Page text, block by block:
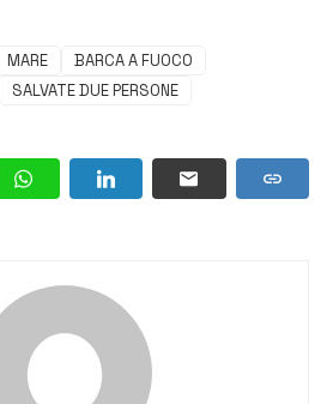
MARE
BARCA A FUOCO
SALVATE DUE PERSONE